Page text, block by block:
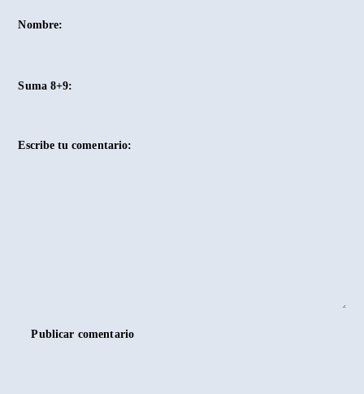
Nombre:
Suma 8+9:
Escribe tu comentario:
Publicar comentario